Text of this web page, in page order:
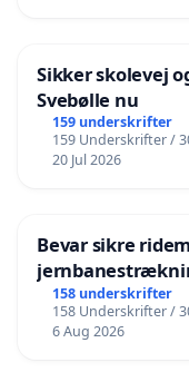
Sikker skolevej
Svebølle nu
159 underskrifter
159 Underskrifter /
20 Jul 2026
Bevar sikre
158 underskrifter
158 Underskrifter /
6 Aug 2026